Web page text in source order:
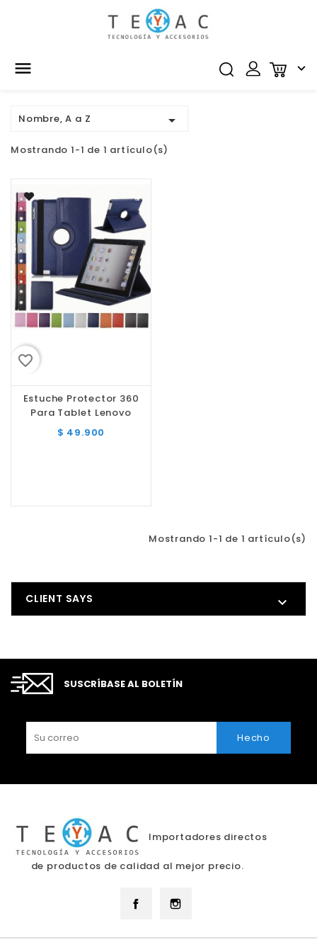
 
Nombre, A a Z 
Mostrando 1-1 de 1 artículo(s)
favorite_border
Estuche Protector 360
Para Tablet Lenovo
$ 49.900
Mostrando 1-1 de 1 artículo(s)
CLIENT SAYS 
SUSCRÍBASE AL BOLETÍN
Importadores directos
de productos de calidad al mejor precio.
Facebook